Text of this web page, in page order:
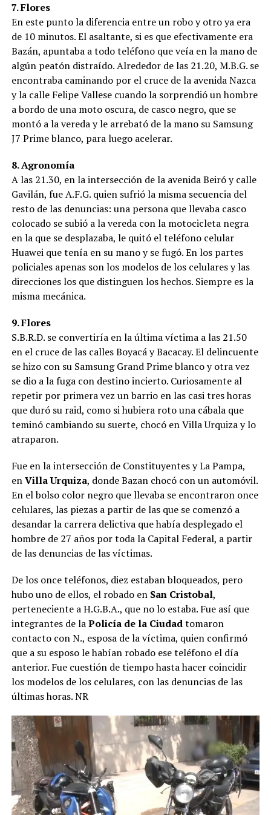
7. Flores
En este punto la diferencia entre un robo y otro ya era
de 10 minutos. El asaltante, si es que efectivamente era
Bazán, apuntaba a todo teléfono que veía en la mano de
algún peatón distraído. Alrededor de las 21.20, M.B.G. se
encontraba caminando por el cruce de la avenida Nazca
y la calle Felipe Vallese cuando la sorprendió un hombre
a bordo de una moto oscura, de casco negro, que se
montó a la vereda y le arrebató de la mano su Samsung
J7 Prime blanco, para luego acelerar.
8. Agronomía
A las 21.30, en la intersección de la avenida Beiró y calle
Gavilán, fue A.F.G. quien sufrió la misma secuencia del
resto de las denuncias: una persona que llevaba casco
colocado se subió a la vereda con la motocicleta negra
en la que se desplazaba, le quitó el teléfono celular
Huawei que tenía en su mano y se fugó. En los partes
policiales apenas son los modelos de los celulares y las
direcciones los que distinguen los hechos. Siempre es la
misma mecánica.
9. Flores
S.B.R.D. se convertiría en la última víctima a las 21.50
en el cruce de las calles Boyacá y Bacacay. El delincuente
se hizo con su Samsung Grand Prime blanco y otra vez
se dio a la fuga con destino incierto. Curiosamente al
repetir por primera vez un barrio en las casi tres horas
que duró su raid, como si hubiera roto una cábala que
teminó cambiando su suerte, chocó en Villa Urquiza y lo
atraparon.
Fue en la intersección de Constituyentes y La Pampa,
enVilla Urquiza, donde Bazan chocó con un automóvil.
En el bolso color negro que llevaba se encontraron once
celulares, las piezas a partir de las que se comenzó a
desandar la carrera delictiva que había desplegado el
hombre de 27 años por toda la Capital Federal, a partir
de las denuncias de las víctimas.
De los once teléfonos, diez estaban bloqueados, pero
hubo uno de ellos, el robado en San Cristobal,
perteneciente a H.G.B.A., que no lo estaba. Fue así que
integrantes de laPolicía de la Ciudadtomaron
contacto con N., esposa de la víctima, quien confirmó
que a su esposo le habían robado ese teléfono el día
anterior. Fue cuestión de tiempo hasta hacer coincidir
los modelos de los celulares, con las denuncias de las
últimas horas. NR